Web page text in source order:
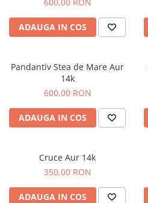
ADAUGA IN COS
Pandantiv Stea de Mare Aur
14k
600,00 RON
ADAUGA IN COS
Cruce Aur 14k
350,00 RON
ADAUGA IN COS